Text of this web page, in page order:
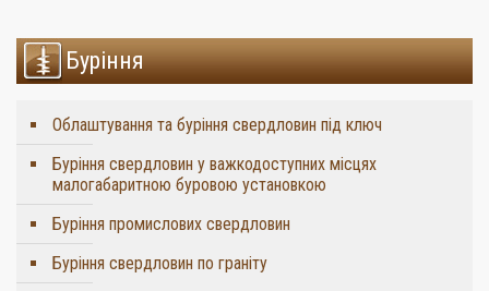
Буріння
Облаштування та буріння свердловин під ключ
Буріння свердловин у важкодоступних місцях
малогабаритною буровою установкою
Буріння промислових свердловин
Буріння свердловин по граніту